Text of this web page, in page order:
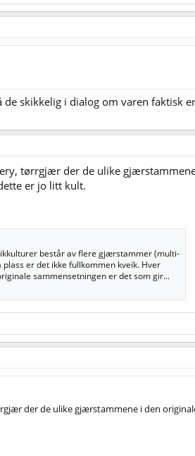
skikkelig i dialog om varen faktisk
tørrgjær der de ulike
er jo litt kult.
består av flere gjærstammer (multi-
er det ikke fullkommen kveik. Hver
sammensetningen er det som gir...
der de ulike gjærstammene i den